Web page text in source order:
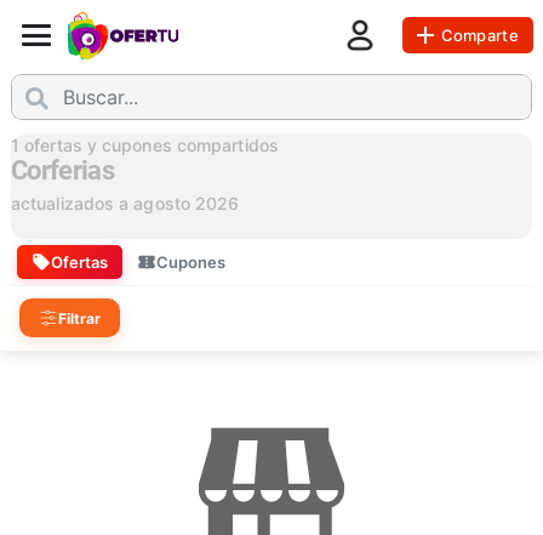
Comparte
1 ofertas y cupones compartidos
Corferias
actualizados a agosto 2026
Ofertas Cupones
Filtrar